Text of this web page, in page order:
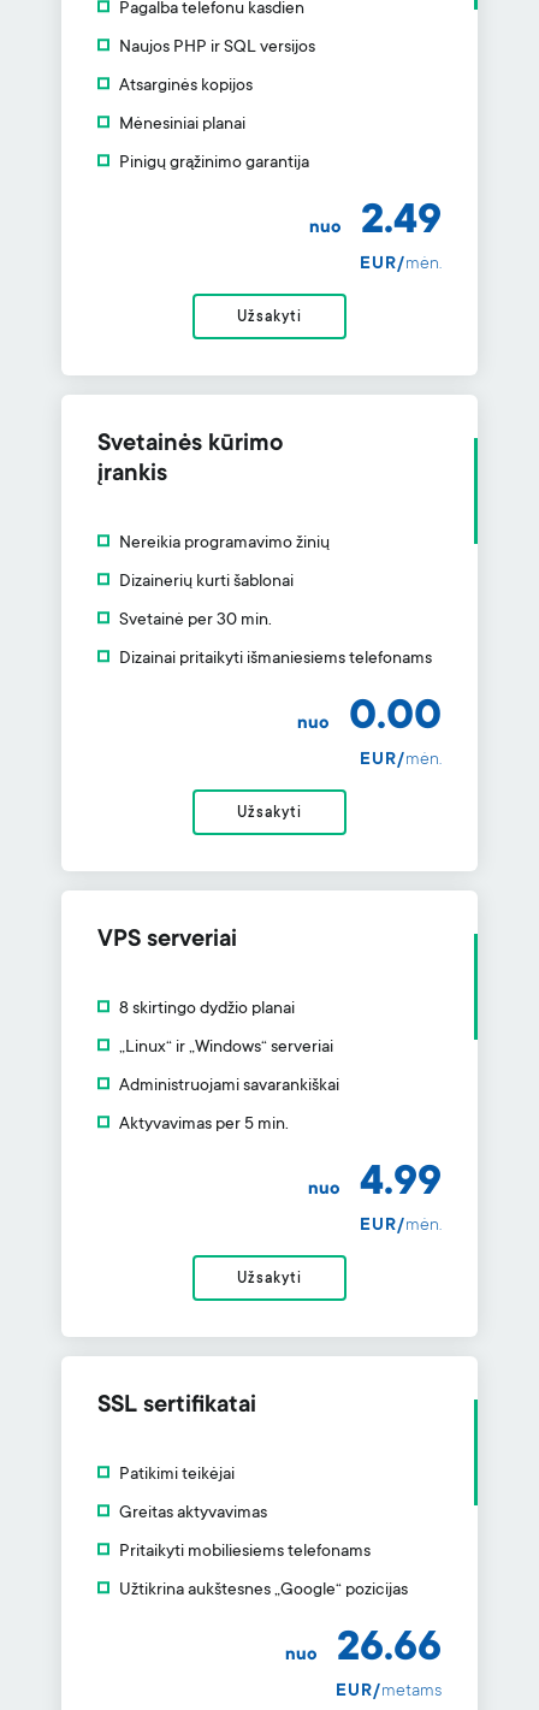
Pagalba telefonu kasdien
Naujos PHP ir SQL versijos
Atsarginės kopijos
Mėnesiniai planai
Pinigų grąžinimo garantija
nuo 2.49
EUR/mėn.
Užsakyti
Svetainės kūrimo
įrankis
Nereikia programavimo žinių
Dizainerių kurti šablonai
Svetainė per 30 min.
Dizainai pritaikyti išmaniesiems telefonams
nuo 0.00
EUR/mėn.
Užsakyti
VPS serveriai
8 skirtingo dydžio planai
„Linux“ ir „Windows“ serveriai
Administruojami savarankiškai
Aktyvavimas per 5 min.
nuo 4.99
EUR/mėn.
Užsakyti
SSL sertifikatai
Patikimi teikėjai
Greitas aktyvavimas
Pritaikyti mobiliesiems telefonams
Užtikrina aukštesnes „Google“ pozicijas
nuo 26.66
EUR/metams